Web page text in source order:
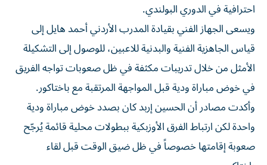
احترافية في الدوري البولندي.
ويسعى الجهاز الفني بقيادة المدرب الأردني أحمد هايل إلى
قياس الجاهزية الفنية والبدنية للاعبين، للوصول إلى التشكيلة
الأمثل من خلال تدريبات مكثفة في ظل صعوبات تواجه الفريق
في خوض مباراة ودية قبل المواجهة المرتقبة مع باختاكور.
وأكدت مصادر أن الحسين إربد كان بصدد خوض مباراة ودية
واحدة لكن ارتباط الفرق الأوزبكية ببطولات محلية قائمة يُرجّح
صعوبة إقامتها خصوصاً في ظل ضيق الوقت قبل لقاء